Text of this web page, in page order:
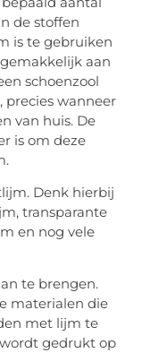
de stoffen
is te gebruiken
aan
schoenzool
precies wanneer
van huis. De
is om deze
Denk hierbij
transparante
en nog vele
te brengen.
materialen die
met lijm te
gedrukt op